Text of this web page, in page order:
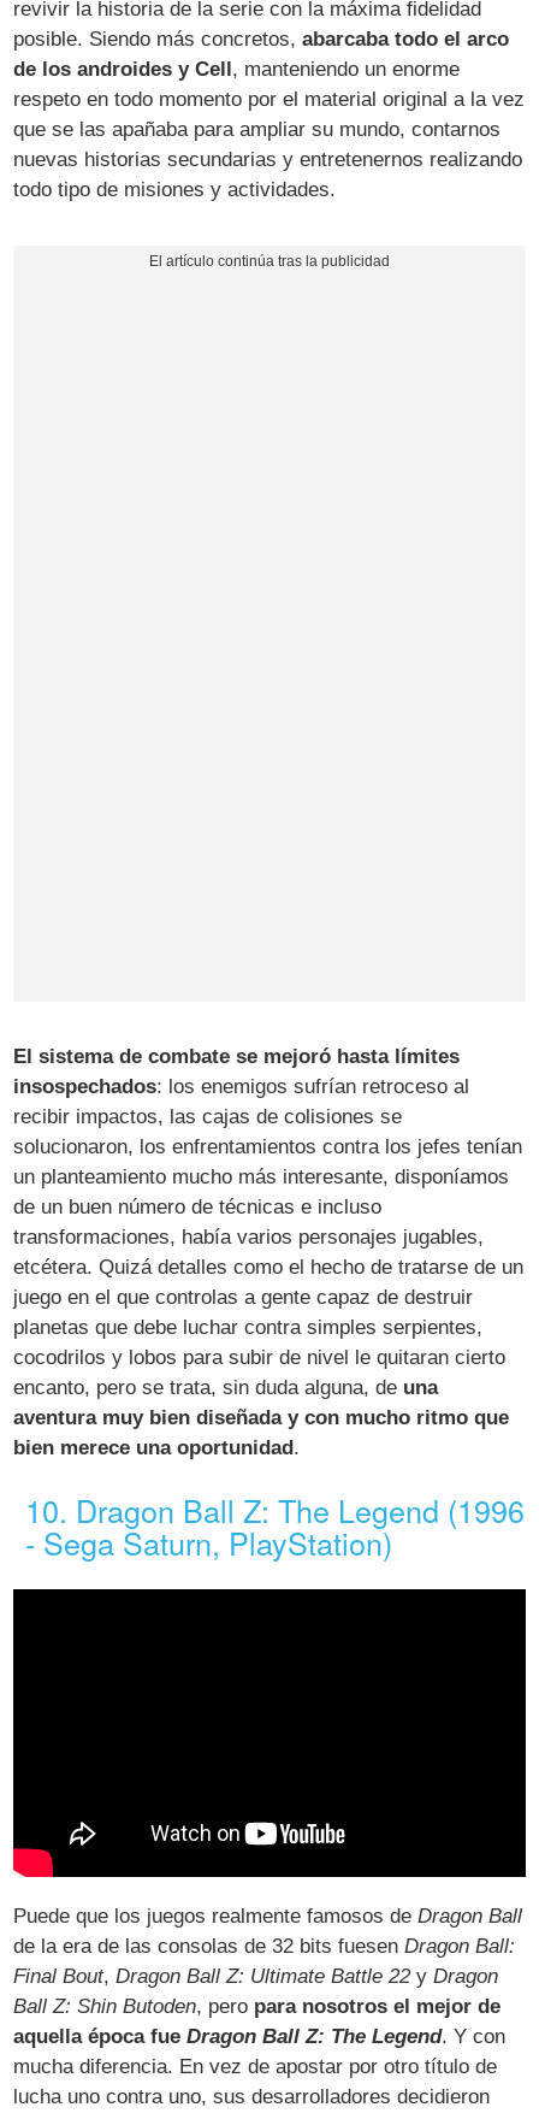
revivir la historia de la serie con la máxima fidelidad
posible. Siendo más concretos,abarcaba todo el arco
de los androides y Cell , manteniendo un enorme
respeto en todo momento por el material original a la vez
que se las apañaba para ampliar su mundo, contarnos
nuevas historias secundarias y entretenernos realizando
todo tipo de misiones y actividades.
El sistema de combate se mejoró hasta límites
insospechados: los enemigos sufrían retroceso al
recibir impactos, las cajas de colisiones se
solucionaron, los enfrentamientos contra los jefes tenían
un planteamiento mucho más interesante, disponíamos
de un buen número de técnicas e incluso
transformaciones, había varios personajes jugables,
etcétera. Quizá detalles como el hecho de tratarse de un
juego en el que controlas a gente capaz de destruir
planetas que debe luchar contra simples serpientes,
cocodrilos y lobos para subir de nivel le quitaran cierto
encanto, pero se trata, sin duda alguna, de una
aventura muy bien diseñada y con mucho ritmo que
bien merece una oportunidad .
10. Dragon Ball Z: The Legend (1996
- Sega Saturn, PlayStation)
Puede que los juegos realmente famosos deDragon Ball
de la era de las consolas de 32 bits fuesenDragon Ball:
Final Bout,Dragon Ball Z: Ultimate Battle 22yDragon
Ball Z: Shin Butoden, pero para nosotros el mejor de
aquella época fueDragon Ball Z: The Legend. Y con
mucha diferencia. En vez de apostar por otro título de
lucha uno contra uno, sus desarrolladores decidieron